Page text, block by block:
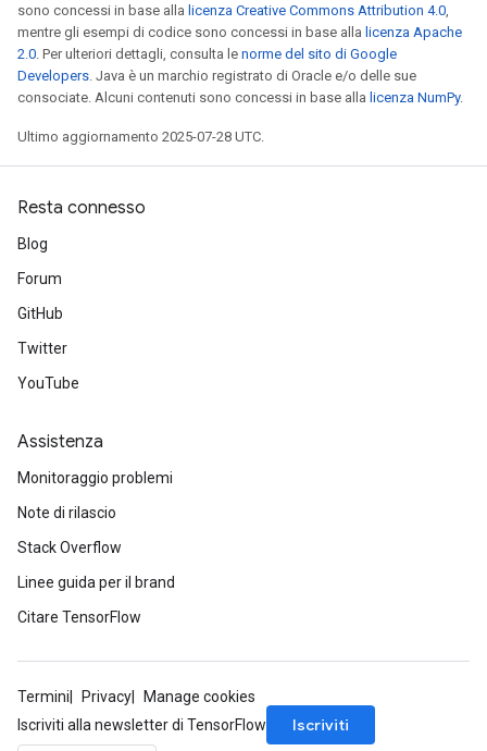
sono concessi in base alla licenza Creative Commons Attribution 4.0,
mentre gli esempi di codice sono concessi in base alla licenza Apache
2.0. Per ulteriori dettagli, consulta le norme del sito di Google
Developers. Java è un marchio registrato di Oracle e/o delle sue
consociate. Alcuni contenuti sono concessi in base alla licenza NumPy.
Ultimo aggiornamento 2025-07-28 UTC.
Resta connesso
Blog
Forum
GitHub
Twitter
YouTube
Assistenza
Monitoraggio problemi
Note di rilascio
Stack Overflow
Linee guida per il brand
Citare TensorFlow
Termini Privacy
Manage cookies
Iscriviti alla newsletter di TensorFlow
Iscriviti